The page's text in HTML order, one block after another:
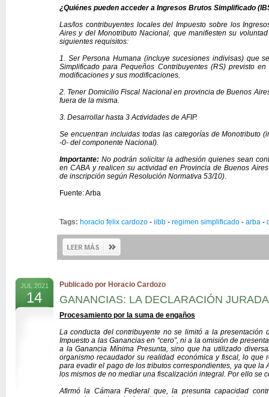
¿Quiénes pueden acceder a Ingresos Brutos Simplificado
Las/los contribuyentes locales del Impuesto sobre los
Aires y del Monotributo Nacional, que manifiesten su
siguientes requisitos:
1. Ser Persona Humana (incluye sucesiones indivisas) que
Simplificado para Pequeños Contribuyentes (RS) previsto
modificaciones y sus modificaciones.
2. Tener Domicilio Fiscal Nacional en provincia de Buenos
fuera de la misma.
3. Desarrollar hasta 3 Actividades de AFIP.
Se encuentran incluidas todas las categorías de Monotributo
-0- del componente Nacional).
Importante: No podrán solicitar la adhesión quienes sean
en CABA y realicen su actividad en Provincia de Buenos
de inscripción según Resolución Normativa 53/10).
Fuente: Arba
Tags: horacio felix cardozo - iibb - regimen simplificado - arba -
JUL 2021
14
Publicado por Horacio Cardozo
GANANCIAS: LA DECLARACIÓN
Procesamiento por la suma de engaños
La conducta del contribuyente no se limitó a la presentación
Impuesto a las Ganancias en “cero”, ni a la omisión de
a la Ganancia Mínima Presunta, sino que ha utilizado
organismo recaudador su realidad económica y fiscal, lo que
para evadir el pago de los tributos correspondientes, ya que la
los mismos de no mediar una fiscalización integral. Por ello se
Afirmó la Cámara Federal que, la presunta capacidad